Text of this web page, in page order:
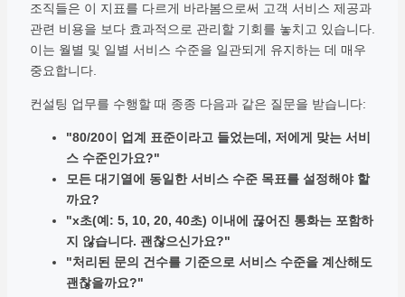
조직들은 이 지표를 다르게 바라봄으로써 고객 서비스 제공과
관련 비용을 보다 효과적으로 관리할 기회를 놓치고 있습니다.
이는 월별 및 일별 서비스 수준을 일관되게 유지하는 데 매우
중요합니다.
컨설팅 업무를 수행할 때 종종 다음과 같은 질문을 받습니다:
"80/20이 업계 표준이라고 들었는데, 저에게 맞는 서비
스 수준인가요?"
모든 대기열에 동일한 서비스 수준 목표를 설정해야 할
까요?
"x초(예: 5, 10, 20, 40초) 이내에 끊어진 통화는 포함하
지 않습니다. 괜찮으신가요?"
"처리된 문의 건수를 기준으로 서비스 수준을 계산해도
괜찮을까요?"